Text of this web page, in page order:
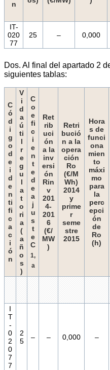
n
IT-
020
77
25 – 0,000
Dos. Al final del apartado 2
siguientes tablas:
C
ó
d
i
g
o
d
e
i
d
e
n
ti
fi
c
a
c
i
ó
n
V
i
d
a
ú
ti
l
r
e
g
u
l
a
t
o
ri
a
(
a
ñ
o
s
)
C
o
e
fi
c
i
e
n
t
e
d
e
a
j
u
s
t
e
C
1,
a
Ret
rib
uci
ón
a la
inv
ersi
ón
Rin
v
201
4-
201
6
(€/
MW
)
Retri
bució
n a la
opera
ción
Ro
(€/M
Wh)
2014
y
prime
r
seme
stre
2015
Hora
s de
funci
ona
mien
to
máxi
mo
para
la
perc
epci
ón
de
Ro
(h)
I
T
-
0
2
0
7
7
2
5
– – 0,000 –